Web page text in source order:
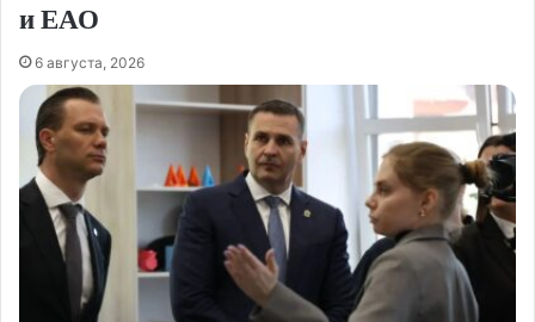
и ЕАО
6 августа, 2026